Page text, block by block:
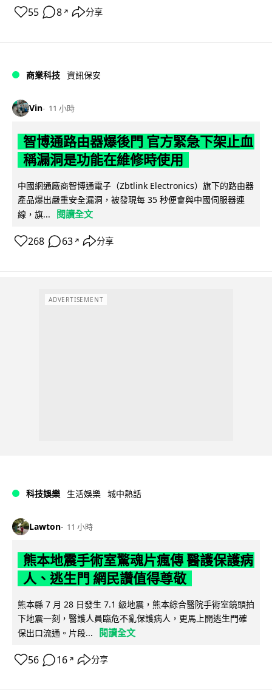
55 8 ↗ 分享
商業科技 資訊保安
Vin 11 小時
智博通路由器爆後門 官方緊急下架止血
稱漏洞是功能在維修時使用
中國網通廠商智博通電子（Zbtlink Electronics）旗下的路由器
產品爆出嚴重安全漏洞，被發現每 35 秒便會與中國伺服器連
線，旗...
閱讀全文
268 63 ↗ 分享
ADVERTISEMENT
科技娛樂 生活娛樂 城中熱話
Lawton 11 小時
熊本地震手術室驚魂片瘋傳 醫護保護病
人、逃生門 網民讚值得尊敬
熊本縣 7 月 28 日發生 7.1 級地震，熊本綜合醫院手術室鏡頭拍
下地震一刻，醫護人員臨危不亂保護病人，更馬上開逃生門確
保出口流通。片段...
閱讀全文
56 16 ↗ 分享